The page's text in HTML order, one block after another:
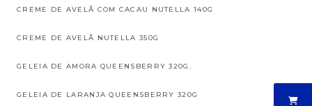
CREME DE AVELÃ COM CACAU NUTELLA 140G
CREME DE AVELÃ NUTELLA 350G
GELEIA DE AMORA QUEENSBERRY 320G.
GELEIA DE LARANJA QUEENSBERRY 320G